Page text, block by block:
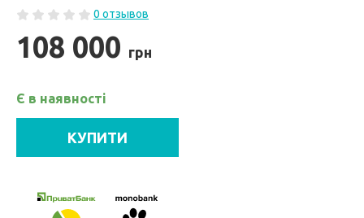
0 отзывов
108 000 грн
Є в наявності
КУПИТИ